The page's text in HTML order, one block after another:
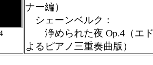
ナー編）
シェーンベルク：
浄められた夜 Op.4（エド
よるピアノ三重奏曲版）